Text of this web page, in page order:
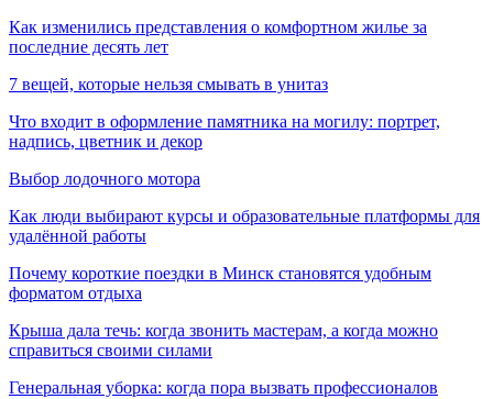
Как изменились представления о комфортном жилье за
последние десять лет
7 вещей, которые нельзя смывать в унитаз
Что входит в оформление памятника на могилу: портрет,
надпись, цветник и декор
Выбор лодочного мотора
Как люди выбирают курсы и образовательные платформы для
удалённой работы
Почему короткие поездки в Минск становятся удобным
форматом отдыха
Крыша дала течь: когда звонить мастерам, а когда можно
справиться своими силами
Генеральная уборка: когда пора вызвать профессионалов